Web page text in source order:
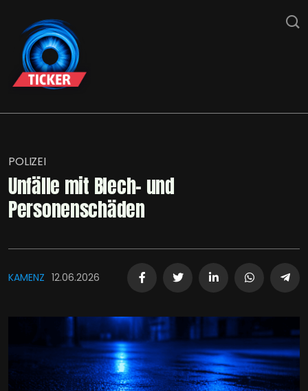
POLIZEI
Unfälle mit Blech- und
Personenschäden
KAMENZ 12.06.2026